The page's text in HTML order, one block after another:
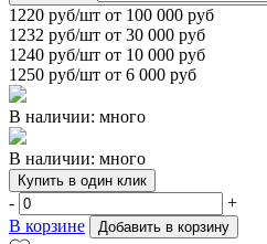
1220 руб/шт от 100 000 руб
1232 руб/шт от 30 000 руб
1240 руб/шт от 10 000 руб
1250 руб/шт от 6 000 руб
В наличии: много
В наличии: много
Купить в один клик
-
+
В корзине
Добавить в корзину